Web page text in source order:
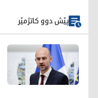
پێش دوو کاتژمێر